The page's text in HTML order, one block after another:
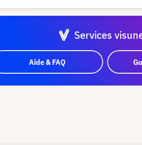
Services
Aide & FAQ